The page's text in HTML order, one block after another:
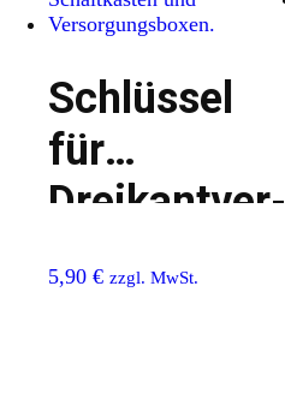
Schlüssel
für
Dreikantver-
5,90 € zzgl. MwSt.